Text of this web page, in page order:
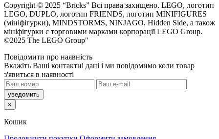
Copyright © 2025 “Bricks” Всі права захищено. LEGO, логотип
LEGO, DUPLO, логотип FRIENDS, логотип MINIFIGURES
(мініфігурки), MINDSTORMS, NINJAGO, Hidden Side, а також
мініфігурки є торговими марками корпорації LEGO Group.
©2025 The LEGO Group"
Повідомити про наявність
кажіть Ваші контактні дані і ми повідомимо коли товар
з'явиться в наявності
×
Кошик